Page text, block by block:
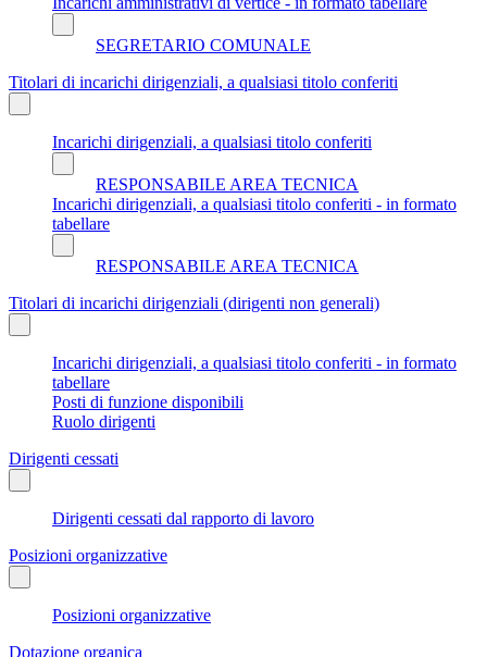
SEGRETARIO COMUNALE
Titolari di incarichi dirigenziali, a qualsiasi titolo conferiti
Incarichi dirigenziali, a qualsiasi titolo conferiti
RESPONSABILE AREA TECNICA
Incarichi dirigenziali, a qualsiasi titolo conferiti - in formato
tabellare
RESPONSABILE AREA TECNICA
Titolari di incarichi dirigenziali (dirigenti non generali)
Incarichi dirigenziali, a qualsiasi titolo conferiti - in formato
tabellare
Posti di funzione disponibili
Ruolo dirigenti
Dirigenti cessati
Dirigenti cessati dal rapporto di lavoro
Posizioni organizzative
Posizioni organizzative
Dotazione organica